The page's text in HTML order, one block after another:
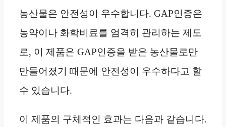
농산물은 안전성이 우수합니다. GAP인증은
농약이나 화학비료를 엄격히 관리하는 제도
로, 이 제품은 GAP인증을 받은 농산물로만
만들어졌기 때문에 안전성이 우수하다고 할
수 있습니다.
이 제품의 구체적인 효과는 다음과 같습니다.